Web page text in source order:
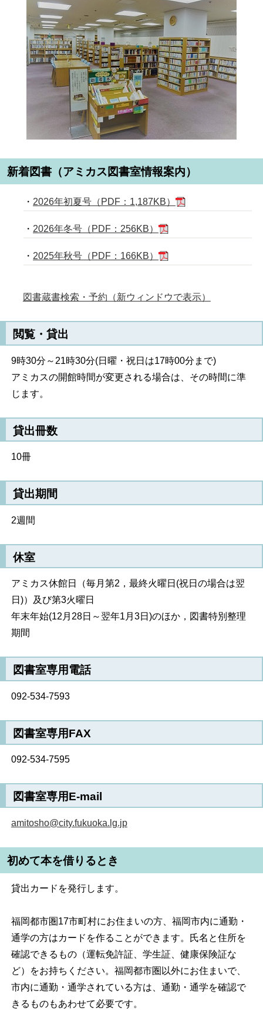
新着図書（アミカス図書室情報案内）
・ 2026年初夏号（PDF：1,187KB）
・ 2026年冬号（PDF：256KB）
・ 2025年秋号（PDF：166KB）
図書蔵書検索・予約（新ウィンドウで表示）
閲覧・貸出
9時30分～21時30分(日曜・祝日は17時00分まで)
アミカスの開館時間が変更される場合は、その時間に準
じます。
貸出冊数
10冊
貸出期間
2週間
休室
アミカス休館日（毎月第2，最終火曜日(祝日の場合は翌
日)）及び第3火曜日
年末年始(12月28日～翌年1月3日)のほか，図書特別整理
期間
図書室専用電話
092-534-7593
図書室専用FAX
092-534-7595
図書室専用E-mail
amitosho@city.fukuoka.lg.jp
初めて本を借りるとき
貸出カードを発行します。
福岡都市圏17市町村にお住まいの方、福岡市内に通勤・
通学の方はカードを作ることができます。氏名と住所を
確認できるもの（運転免許証、学生証、健康保険証な
ど）をお持ちください。福岡都市圏以外にお住まいで、
市内に通勤・通学されている方は、通勤・通学を確認で
きるものもあわせて必要です。